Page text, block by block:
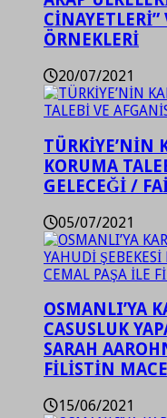
ÖRNEKLERİ
20/07/2021
TÜRKİYE’NİN
KORUMA
GELECEĞİ /
05/07/2021
OSMANLI’YA
CASUSLUK
SARAH
FİLİSTİN
15/06/2021